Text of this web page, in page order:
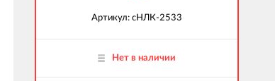
Артикул: сНЛК-2533
Нет в наличии